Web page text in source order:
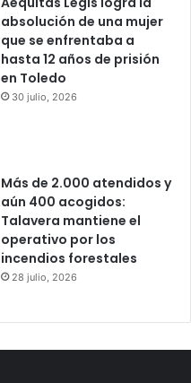
absolución de una mujer
que se enfrentaba a
hasta 12 años de prisión
en Toledo
30 julio, 2026
Más de 2.000 atendidos y
aún 400 acogidos:
Talavera mantiene el
operativo por los
incendios forestales
28 julio, 2026